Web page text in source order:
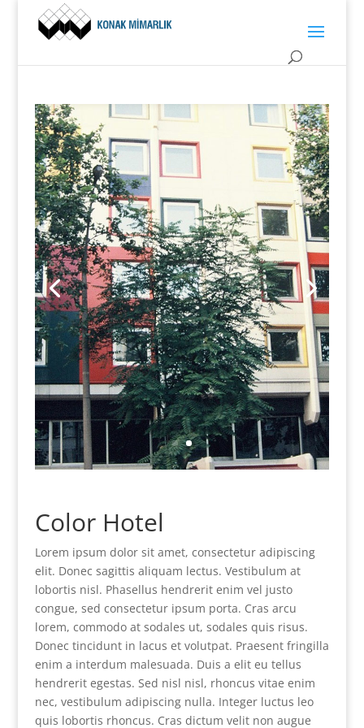
Color Hotel
Lorem ipsum dolor sit amet, consectetur adipiscing
elit. Donec sagittis aliquam lectus. Vestibulum at
lobortis nisl. Phasellus hendrerit enim vel justo
congue, sed consectetur ipsum porta. Cras arcu
lorem, commodo at sodales ut, sodales quis risus.
Donec tincidunt in lacus et volutpat. Praesent fringilla
enim a interdum malesuada. Duis a elit eu tellus
hendrerit egestas. Sed nisl nisl, rhoncus vitae enim
nec, vestibulum adipiscing nulla. Integer luctus leo
quis lobortis rhoncus. Cras dictum velit non augue